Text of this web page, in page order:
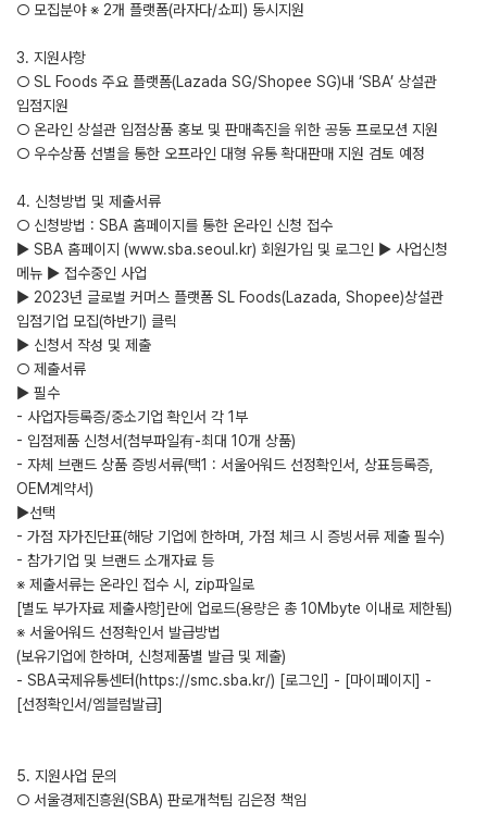
○ 모집분야 ※ 2개 플랫폼(라자다/쇼피) 동시지원
3. 지원사항
○ SL Foods 주요 플랫폼(Lazada SG/Shopee SG)내 ‘SBA’ 상설관
입점지원
○ 온라인 상설관 입점상품 홍보 및 판매촉진을 위한 공동 프로모션 지원
○ 우수상품 선별을 통한 오프라인 대형 유통 확대판매 지원 검토 예정
4. 신청방법 및 제출서류
○ 신청방법 : SBA 홈페이지를 통한 온라인 신청 접수
▶ SBA 홈페이지 (www.sba.seoul.kr) 회원가입 및 로그인 ▶ 사업신청
메뉴 ▶ 접수중인 사업
▶ 2023년 글로벌 커머스 플랫폼 SL Foods(Lazada, Shopee)상설관
입점기업 모집(하반기) 클릭
▶ 신청서 작성 및 제출
○ 제출서류
▶ 필수
- 사업자등록증/중소기업 확인서 각 1부
- 입점제품 신청서(첨부파일有-최대 10개 상품)
- 자체 브랜드 상품 증빙서류(택1 : 서울어워드 선정확인서, 상표등록증,
OEM계약서)
▶선택
- 가점 자가진단표(해당 기업에 한하며, 가점 체크 시 증빙서류 제출 필수)
- 참가기업 및 브랜드 소개자료 등
※ 제출서류는 온라인 접수 시, zip파일로
[별도 부가자료 제출사항]란에 업로드(용량은 총 10Mbyte 이내로 제한됨)
※ 서울어워드 선정확인서 발급방법
(보유기업에 한하며, 신청제품별 발급 및 제출)
- SBA국제유통센터(https://smc.sba.kr/) [로그인] - [마이페이지] -
[선정확인서/엠블럼발급]
5. 지원사업 문의
○ 서울경제진흥원(SBA) 판로개척팀 김은정 책임